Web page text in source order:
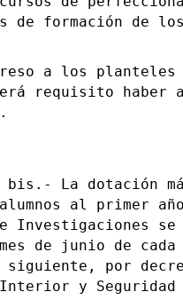
de formación de
a los planteles
requisito haber
La dotación
al primer
Investigaciones se
de junio de cada
por
y Seguridad